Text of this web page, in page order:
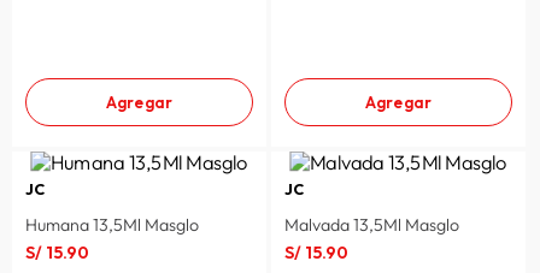
Agregar Agregar
JC
Humana 13,5Ml Masglo
S/ 15.90
JC
Malvada 13,5Ml Masglo
S/ 15.90